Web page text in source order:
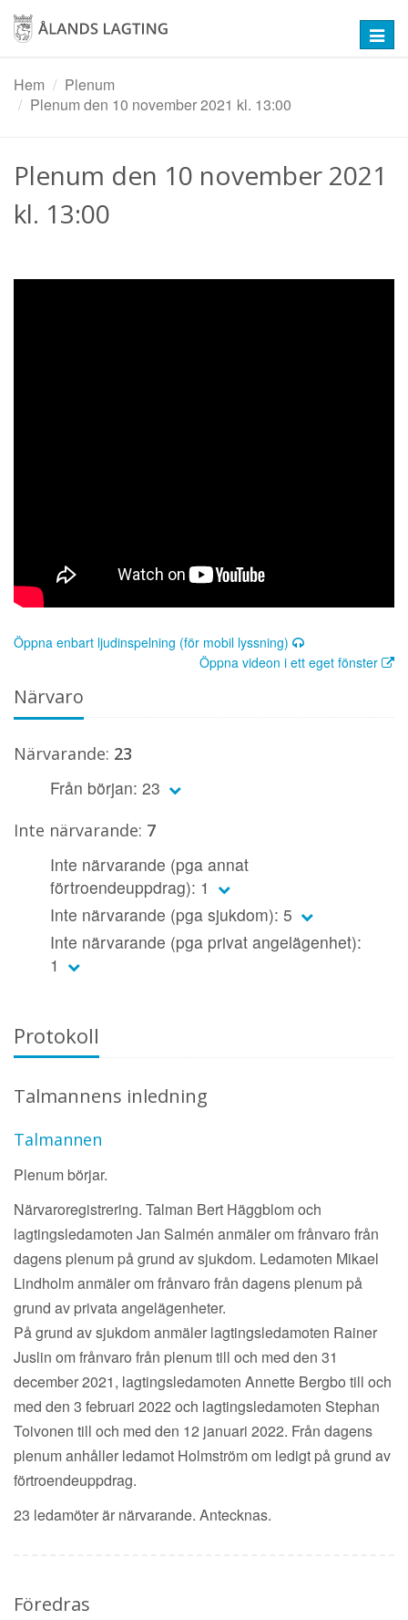
Hoppa
huvudinnehåll
Hem
Plenum
Plenum den 10 november 2021 kl. 13:00
Plenum den 10 november 2021
kl. 13:00
Öppna enbart ljudinspelning (för mobil lyssning)
Öppna videon i ett eget fönster
Närvaro
Närvarande: 23
Från början: 23
Inte närvarande: 7
Inte närvarande (pga annat
förtroendeuppdrag): 1
Inte närvarande (pga sjukdom): 5
Inte närvarande (pga privat angelägenhet):
1
Protokoll
Talmannens inledning
Talmannen
Plenum börjar.
Närvaroregistrering. Talman Bert Häggblom och
lagtingsledamoten Jan Salmén anmäler om frånvaro från
dagens plenum på grund av sjukdom. Ledamoten Mikael
Lindholm anmäler om frånvaro från dagens plenum på
grund av privata angelägenheter.
På grund av sjukdom anmäler lagtingsledamoten Rainer
Juslin om frånvaro från plenum till och med den 31
december 2021, lagtingsledamoten Annette Bergbo till och
med den 3 februari 2022 och lagtingsledamoten Stephan
Toivonen till och med den 12 januari 2022. Från dagens
plenum anhåller ledamot Holmström om ledigt på grund av
förtroendeuppdrag.
23 ledamöter är närvarande. Antecknas.
Föredras